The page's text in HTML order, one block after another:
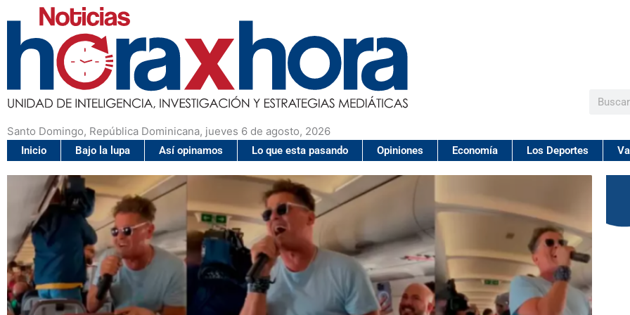
Santo Domingo, República Dominicana, jueves 6 de agosto, 2026
Buscar
Inicio Bajo la lupa Así opinamos Lo que esta pasando Opiniones Economía Los Deportes